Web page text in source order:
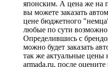
японским. А цена же на
вы можете заказать
цене бюджетного
любые по сути возможно
Определившись с
можно будет заказать
так же актуальные цены
armada.ru, после